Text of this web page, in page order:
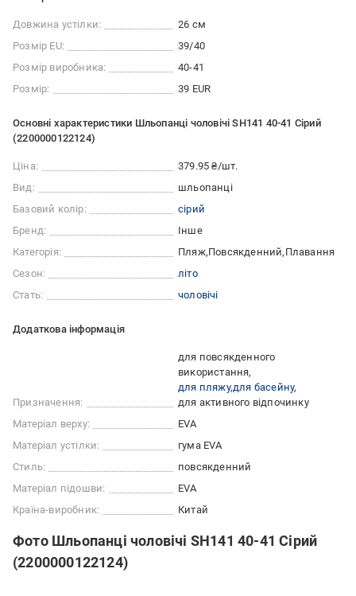
Довжина устілки:
26 см
Розмір EU:
39/40
Розмір виробника:
40-41
Розмір:
39 EUR
Основні характеристики Шльопанці чоловічі SH141 40-41 Сірий
(2200000122124)
Ціна:
379.95 ₴/шт.
Вид:
шльопанці
Базовий колір:
сірий
Бренд:
Інше
Категорія:
Пляж Повсякденний Плавання
Сезон:
літо
Стать:
чоловічі
Додаткова інформація
Призначення:
для повсякденного
використання
для пляжу для басейну
для активного відпочинку
Матеріал верху:
EVA
Матеріал устілки:
гума EVA
Стиль:
повсякденний
Матеріал підошви:
EVA
Країна-виробник:
Китай
Фото Шльопанці чоловічі SH141 40-41 Сірий
(2200000122124)